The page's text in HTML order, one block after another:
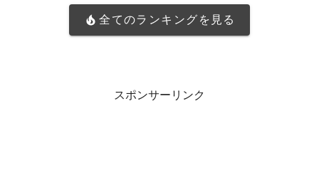
全てのランキングを見る
スポンサーリンク